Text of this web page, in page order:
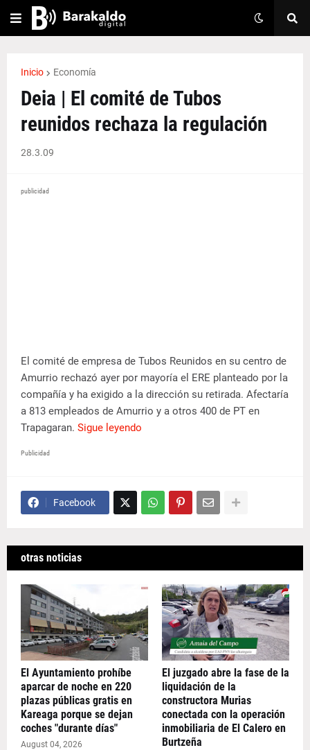
Inicio Economía
Deia | El comité de Tubos
reunidos rechaza la regulación
28.3.09
publicidad
El comité de empresa de Tubos Reunidos en su centro de
Amurrio rechazó ayer por mayoría el ERE planteado por la
compañía y ha exigido a la dirección su retirada. Afectaría
a 813 empleados de Amurrio y a otros 400 de PT en
Trapagaran. Sigue leyendo
Publicidad
Facebook
otras noticias
El Ayuntamiento prohíbe
aparcar de noche en 220
plazas públicas gratis en
Kareaga porque se dejan
coches "durante días"
August 04, 2026
El juzgado abre la fase de la
liquidación de la
constructora Murias
conectada con la operación
inmobiliaria de El Calero en
Burtzeña